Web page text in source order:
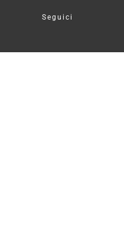
Seguici